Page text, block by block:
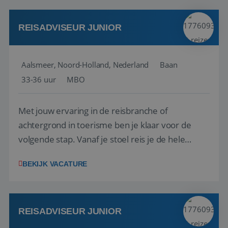
werken: of het nu gaat om vragen ...
REISADVISEUR JUNIOR
Aalsmeer, Noord-Holland, Nederland
Baan
33-36 uur
MBO
Met jouw ervaring in de reisbranche of
achtergrond in toerisme ben je klaar voor de
volgende stap. Vanaf je stoel reis je de hele
wensen van je team, je klant en wat er in de
klanten te overtuigen om die droomreis te
boeken! ...
BEKIJK VACATURE
REISADVISEUR JUNIOR